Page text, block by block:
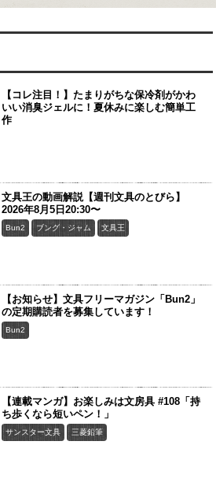
【コレ注目！】たまりがちな保冷剤がかわ
いい消臭ジェルに！夏休みに楽しむ簡単工
作
文具王の動画解説【週刊文具のとびら】
2026年8月5日20:30〜
Bun2 ブング・ジャム 文具王
【お知らせ】文具フリーマガジン「Bun2」
の定期購読者を募集しています！
Bun2
【連載マンガ】お楽しみは文房具 #108「持
ち歩くなら短いペン！」
サンスター文具 三菱鉛筆